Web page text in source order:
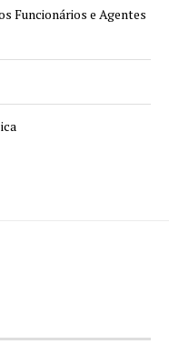
Funcionários e Agentes